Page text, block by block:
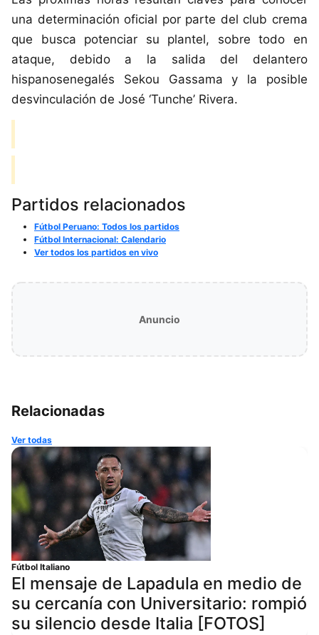
una determinación oficial por parte del club crema
que busca potenciar su plantel, sobre todo en
ataque, debido a la salida del delantero
hispanosenegalés Sekou Gassama y la posible
desvinculación de José ‘Tunche’ Rivera.
Partidos relacionados
Fútbol Peruano: Todos los partidos
Fútbol Internacional: Calendario
Ver todos los partidos en vivo
Anuncio
Relacionadas
Ver todas
Fútbol Italiano
El mensaje de Lapadula en medio de
su cercanía con Universitario: rompió
su silencio desde Italia [FOTOS]